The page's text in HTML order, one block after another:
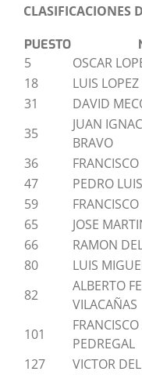
CLASIFICACIONES
PUESTO
5 OSCAR
18
LUIS
31
DAVID
35
JUAN
BRAVO
36
47
PEDRO
59
65
JOSE
66
RAMON
80
LUIS
82
ALBERTO
VILACAÑAS
101
PEDREGAL
127
VICTOR